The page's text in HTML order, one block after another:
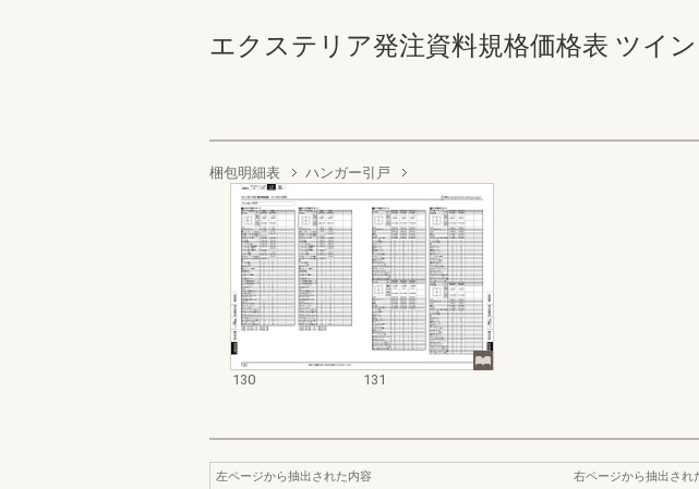
エクステリア発注資料規格価格表 ツイ
梱包明細表 ハンガー引戸
130 131
左ページから抽出された内容
右ページから抽出され